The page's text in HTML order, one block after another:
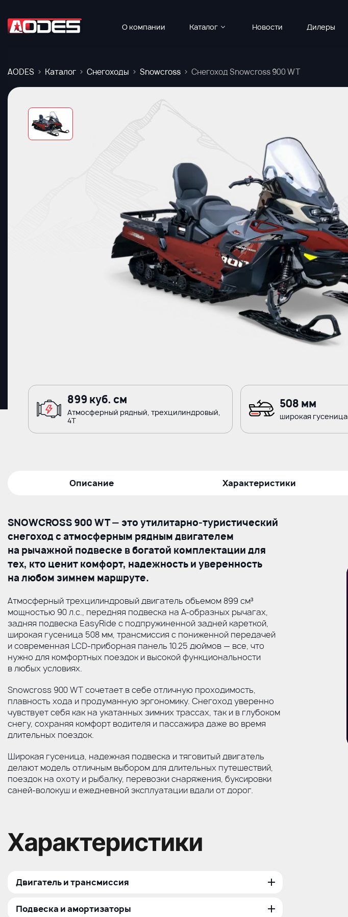
О компании Каталог Новости Дилеры
AODES Каталог Снегоходы Snowcross Снегоход Snowcross 900 WT
899 куб. см
Атмосферный рядный, трехцилиндровый,
4Т
508 мм
широкая гусеница
Описание Характеристики
SNOWCROSS 900 WT — это утилитарно-туристический
снегоход с атмосферным рядным двигателем
на рычажной подвеске в богатой комплектации для
тех, кто ценит комфорт, надежность и уверенность
на любом зимнем маршруте.
Атмосферный трехцилиндровый двигатель объемом 899 см³
мощностью 90 л.с., передняя подвеска на А-образных рычагах,
задняя подвеска EasyRide с подпружиненной задней кареткой,
широкая гусеница 508 мм, трансмиссия с пониженной передачей
и современная LCD-приборная панель 10.25 дюймов — все, что
нужно для комфортных поездок и высокой функциональности
в любых условиях.
Snowcross 900 WT сочетает в себе отличную проходимость,
плавность хода и продуманную эргономику. Снегоход уверенно
чувствует себя как на укатанных зимних трассах, так и в глубоком
снегу, сохраняя комфорт водителя и пассажира даже во время
длительных поездок.
Широкая гусеница, надежная подвеска и тяговитый двигатель
делают модель отличным выбором для длительных путешествий,
поездок на охоту и рыбалку, перевозки снаряжения, буксировки
саней-волокуш и ежедневной эксплуатации вдали от дорог.
Характеристики
Двигатель и трансмиссия
Тип двигателя
Подвеска и амортизаторы